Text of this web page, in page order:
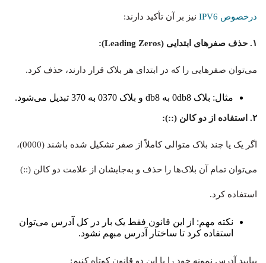
درخصوص IPV6 نیز بر آن تأکید دارند:
۱. حذف صفرهای ابتدایی (Leading Zeros):
می‌توان صفرهایی را که در ابتدای هر بلاک قرار دارند، حذف کرد.
مثال: بلاک 0db8 به db8 و بلاک 0370 به 370 تبدیل می‌شود.
۲. استفاده از دو کالن (::):
اگر یک یا چند بلاک متوالی کاملاً از صفر تشکیل شده باشند (0000)،
می‌توان تمام آن بلاک‌ها را حذف و به‌جایشان از علامت دو کالن (::)
استفاده کرد.
نکته مهم: از این قانون فقط یک بار در کل آدرس می‌توان
استفاده کرد تا ساختار آدرس مبهم نشود.
بیایید آدرس نمونه خود را با این دو قانون کوتاه کنیم: